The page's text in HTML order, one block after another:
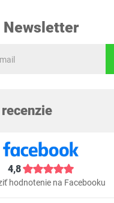
Newsletter
4,8
hodnotenie na Facebooku